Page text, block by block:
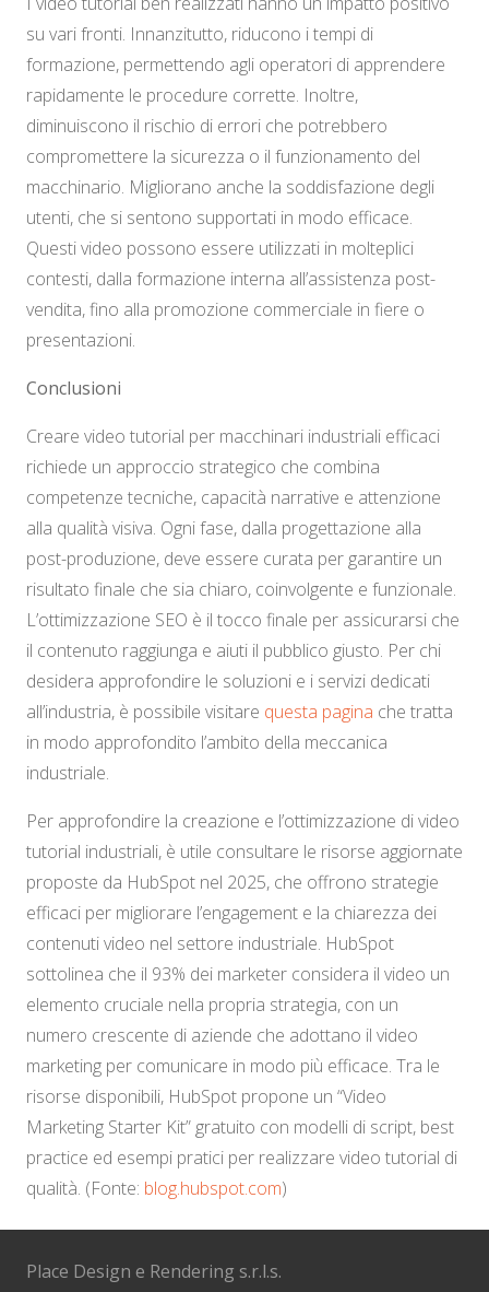
su vari fronti. Innanzitutto, riducono i tempi di
formazione, permettendo agli operatori di apprendere
rapidamente le procedure corrette. Inoltre,
diminuiscono il rischio di errori che potrebbero
compromettere la sicurezza o il funzionamento del
macchinario. Migliorano anche la soddisfazione degli
utenti, che si sentono supportati in modo efficace.
Questi video possono essere utilizzati in molteplici
contesti, dalla formazione interna all’assistenza post-
vendita, fino alla promozione commerciale in fiere o
presentazioni.
Conclusioni
Creare video tutorial per macchinari industriali efficaci
richiede un approccio strategico che combina
competenze tecniche, capacità narrative e attenzione
alla qualità visiva. Ogni fase, dalla progettazione alla
post-produzione, deve essere curata per garantire un
risultato finale che sia chiaro, coinvolgente e funzionale.
L’ottimizzazione SEO è il tocco finale per assicurarsi che
il contenuto raggiunga e aiuti il pubblico giusto. Per chi
desidera approfondire le soluzioni e i servizi dedicati
all’industria, è possibile visitare questa pagina che tratta
in modo approfondito l’ambito della meccanica
industriale.
Per approfondire la creazione e l’ottimizzazione di video
tutorial industriali, è utile consultare le risorse aggiornate
proposte da HubSpot nel 2025, che offrono strategie
efficaci per migliorare l’engagement e la chiarezza dei
contenuti video nel settore industriale. HubSpot
sottolinea che il 93% dei marketer considera il video un
elemento cruciale nella propria strategia, con un
numero crescente di aziende che adottano il video
marketing per comunicare in modo più efficace. Tra le
risorse disponibili, HubSpot propone un “Video
Marketing Starter Kit” gratuito con modelli di script, best
practice ed esempi pratici per realizzare video tutorial di
qualità. (Fonte: blog.hubspot.com)
Place Design e Rendering s.r.l.s.